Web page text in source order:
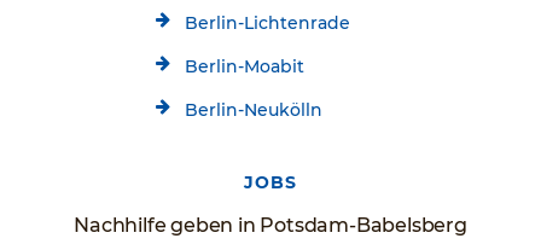
Berlin-Lichtenrade
Berlin-Moabit
Berlin-Neukölln
JOBS
Nachhilfe geben in Potsdam-Babelsberg